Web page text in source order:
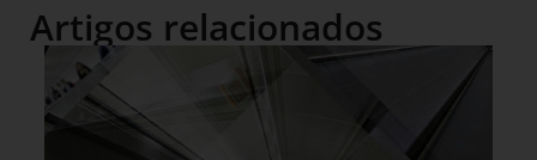
Artigos relacionados